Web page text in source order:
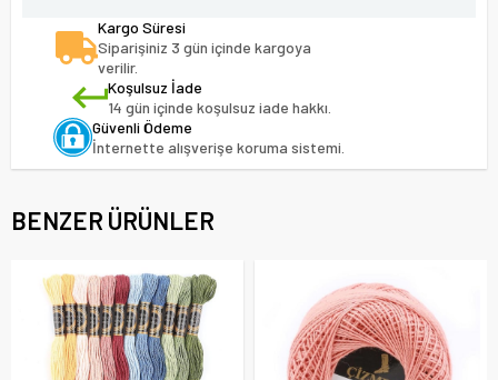
Kargo Süresi
Siparişiniz 3 gün içinde kargoya
verilir.
Koşulsuz İade
14 gün içinde koşulsuz iade hakkı.
Güvenli Ödeme
İnternette alışverişe koruma sistemi.
BENZER ÜRÜNLER